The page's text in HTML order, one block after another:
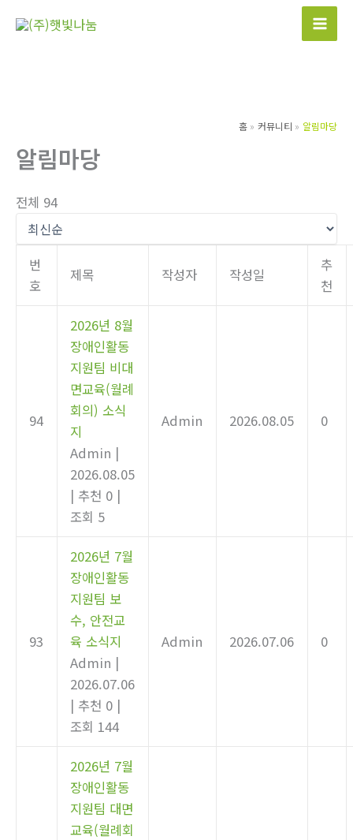
홈 커뮤니티 알림마당
알림마당
전체 94
번
호
제목 작성자 작성일
추
천
94
2026년 8월
장애인활동
지원팀 비대
면교육(월례
회의) 소식
지
Admin |
2026.08.05
| 추천 0 |
조회 5
Admin 2026.08.05 0
93
2026년 7월
장애인활동
지원팀 보
수, 안전교
육 소식지
Admin |
2026.07.06
| 추천 0 |
조회 144
Admin 2026.07.06 0
2026년 7월
장애인활동
지원팀 대면
교육(월례회